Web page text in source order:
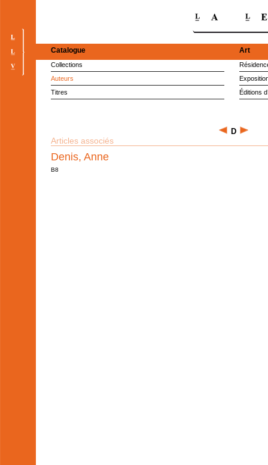
Catalogue
Collections
Auteurs
Titres
Art
Éditions
D
Articles associés
Denis, Anne
B8